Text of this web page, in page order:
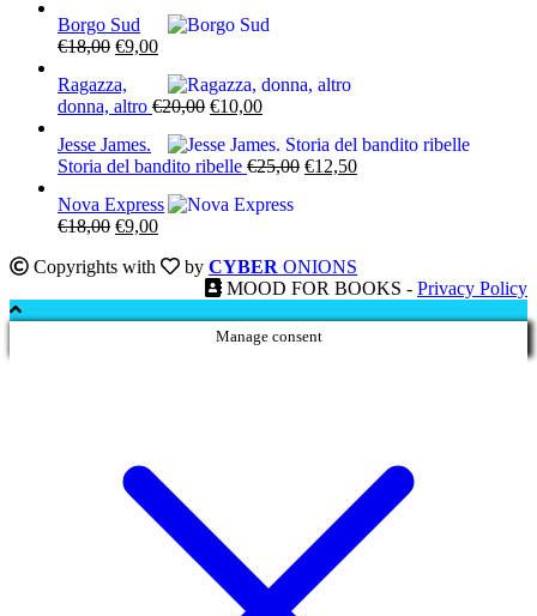
Borgo Sud
€18,00 Il
originale
era:
€18,00.
€9,00Il
attuale
è:
€9,00.
Ragazza,
donna, altro €20,00 Il
originale
era:
€10,00Il
attuale
è:
Jesse James.
Storia del bandito ribelle €25,00 Il
€12,50Il
Nova Express
€18,00 Il
originale
€9,00Il
attuale
Copyrights with by CYBER ONIONS
MOOD FOR BOOKS - Privacy Policy
Manage consent